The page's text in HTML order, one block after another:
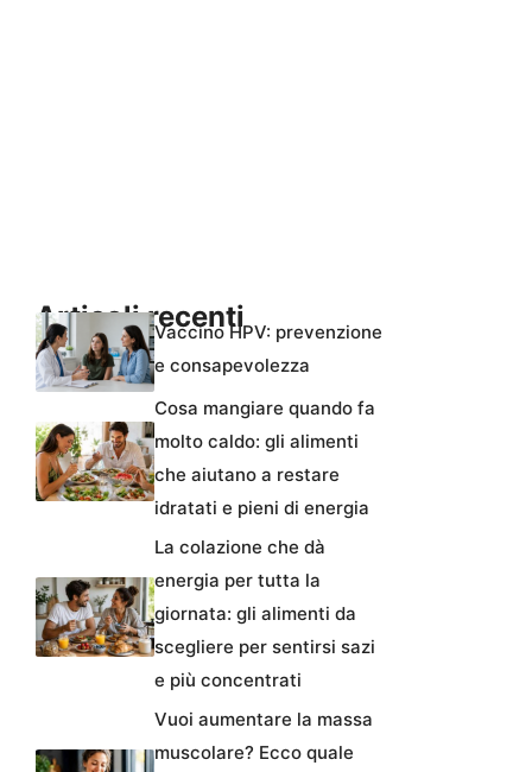
Articoli recentiVaccino HPV: prevenzione
e consapevolezza
Cosa mangiare quando fa
molto caldo: gli alimenti
che aiutano a restare
idratati e pieni di energia
La colazione che dà
energia per tutta la
giornata: gli alimenti da
scegliere per sentirsi sazi
e più concentrati
Vuoi aumentare la massa
muscolare? Ecco quale